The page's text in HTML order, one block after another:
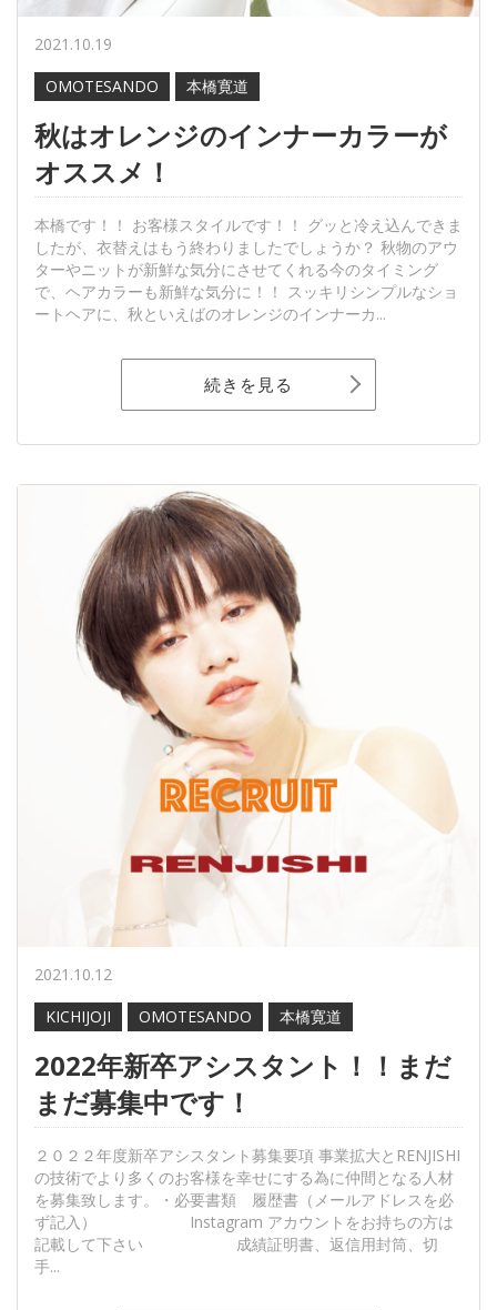
2021.10.19
OMOTESANDO
本橋寛道
秋はオレンジのインナーカラーが
オススメ！
本橋です！！ お客様スタイルです！！ グッと冷え込んできま
したが、衣替えはもう終わりましたでしょうか？ 秋物のアウ
ターやニットが新鮮な気分にさせてくれる今のタイミング
で、ヘアカラーも新鮮な気分に！！ スッキリシンプルなショ
ートヘアに、秋といえばのオレンジのインナーカ...
続きを見る
2021.10.12
KICHIJOJI
OMOTESANDO 本橋寛道
2022年新卒アシスタント！！まだ
まだ募集中です！
２０２２年度新卒アシスタント募集要項 事業拡大とRENJISHI
の技術でより多くのお客様を幸せにする為に仲間となる人材
を募集致します。・必要書類 履歴書（メールアドレスを必
ず記入） Instagram アカウントをお持ちの方は
記載して下さい 成績証明書、返信用封筒、切
手...